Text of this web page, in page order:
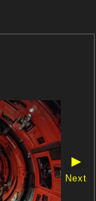
▶
Next